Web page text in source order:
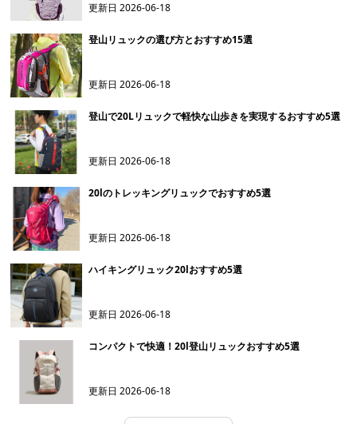
更新日2026-06-18
登山リュックの選び方とおすすめ15選
更新日2026-06-18
登山で20Lリュックで軽快な山歩きを実現するおすすめ5選
更新日2026-06-18
20lのトレッキングリュックでおすすめ5選
更新日2026-06-18
ハイキングリュック20lおすすめ5選
更新日2026-06-18
コンパクトで快適！20l登山リュックおすすめ5選
更新日2026-06-18